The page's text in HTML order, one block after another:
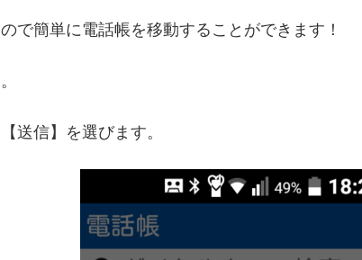
で簡単に電話帳を移動することができます！
送信】を選びます。